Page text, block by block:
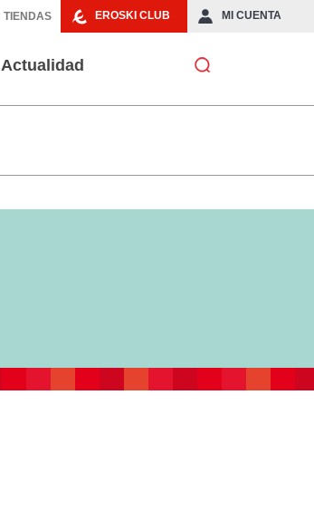
EROSKI CLUB MI CUENTA
TIENDAS
Actualidad